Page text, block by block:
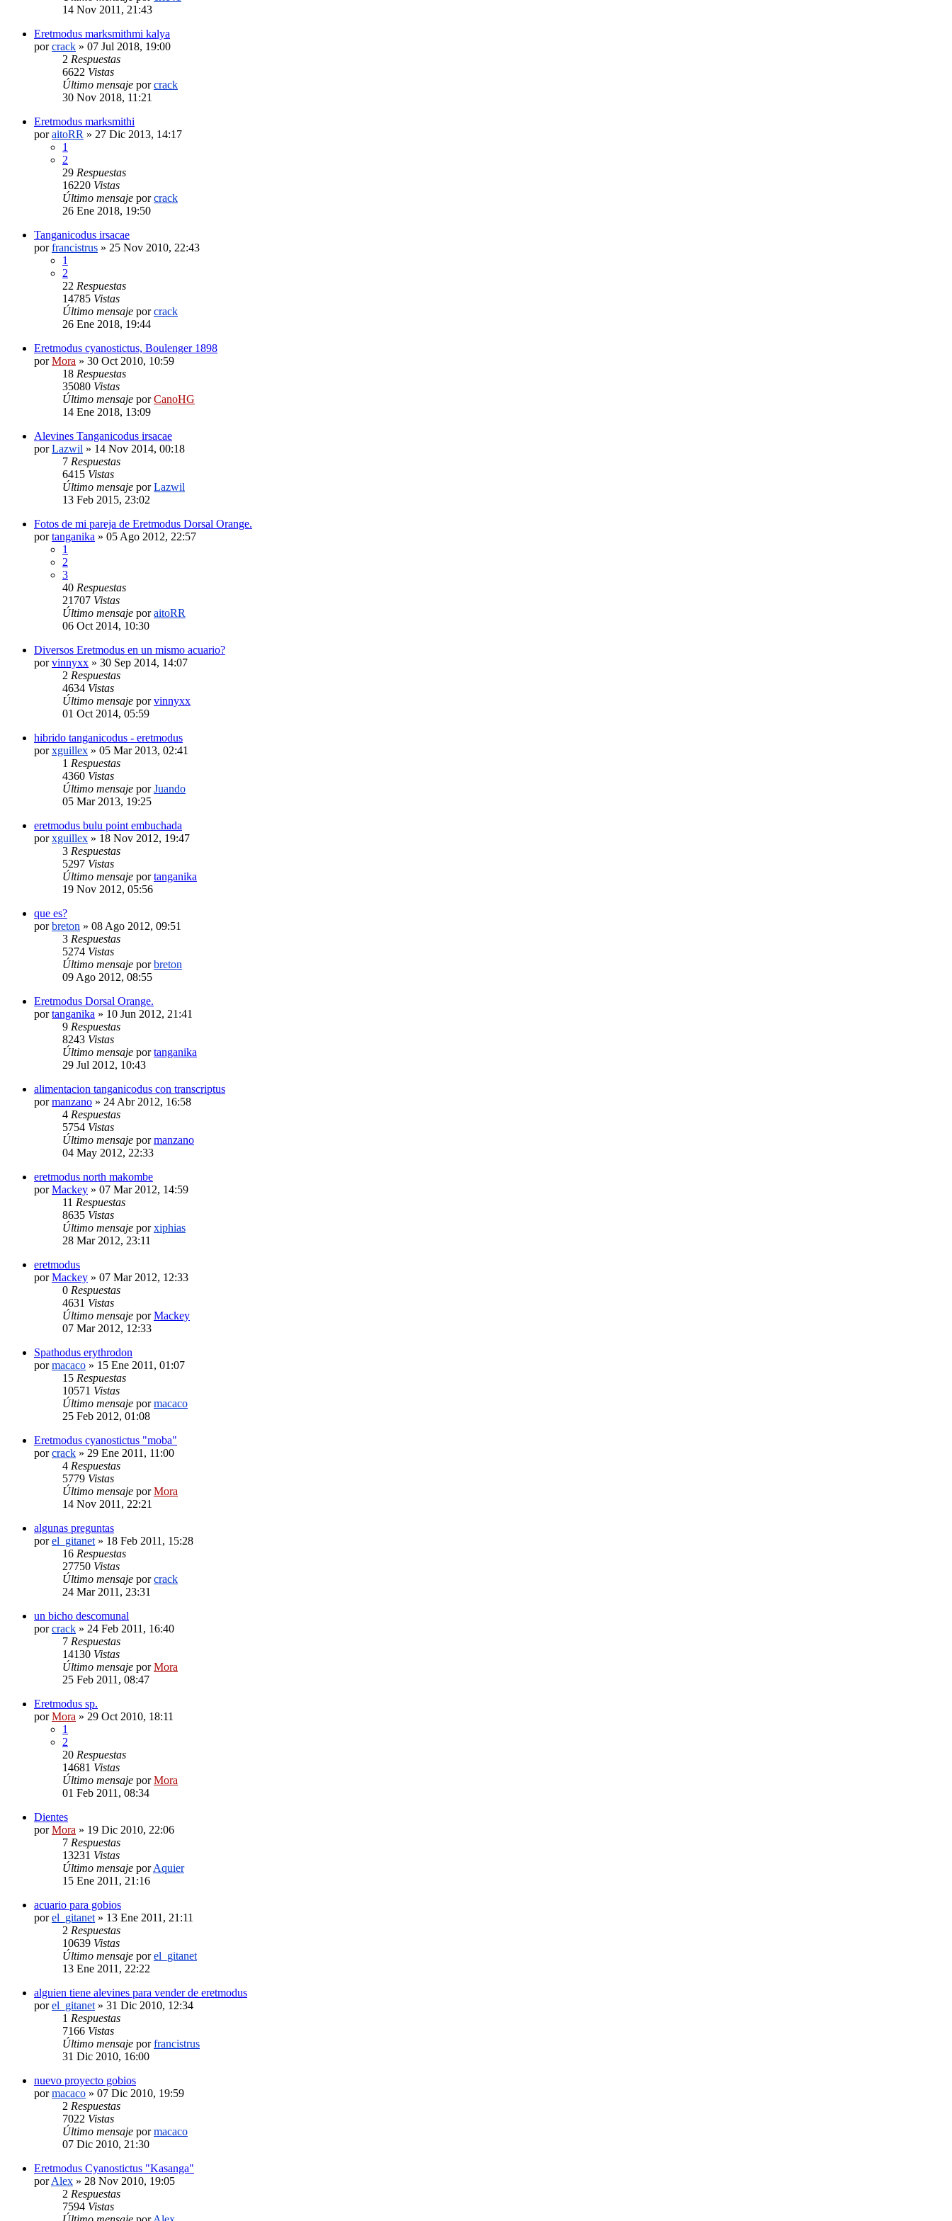
14 Nov 2011, 21:43
Eretmodus marksmithmi kalya
porcrack » 07 Jul 2018, 19:00
2 Respuestas
6622 Vistas
Último mensaje porcrack
30 Nov 2018, 11:21
Eretmodus marksmithi
poraitoRR » 27 Dic 2013, 14:17
1
2
29 Respuestas
16220 Vistas
Último mensaje porcrack
26 Ene 2018, 19:50
Tanganicodus irsacae
porfrancistrus » 25 Nov 2010, 22:43
1
2
22 Respuestas
14785 Vistas
Último mensaje porcrack
26 Ene 2018, 19:44
Eretmodus cyanostictus, Boulenger 1898
porMora » 30 Oct 2010, 10:59
18 Respuestas
35080 Vistas
Último mensaje porCanoHG
14 Ene 2018, 13:09
Alevines Tanganicodus irsacae
porLazwil » 14 Nov 2014, 00:18
7 Respuestas
6415 Vistas
Último mensaje porLazwil
13 Feb 2015, 23:02
Fotos de mi pareja de Eretmodus Dorsal Orange.
portanganika » 05 Ago 2012, 22:57
1
2
3
40 Respuestas
21707 Vistas
Último mensaje poraitoRR
06 Oct 2014, 10:30
Diversos Eretmodus en un mismo acuario?
porvinnyxx » 30 Sep 2014, 14:07
2 Respuestas
4634 Vistas
Último mensaje porvinnyxx
01 Oct 2014, 05:59
hibrido tanganicodus - eretmodus
porxguillex » 05 Mar 2013, 02:41
1 Respuestas
4360 Vistas
Último mensaje porJuando
05 Mar 2013, 19:25
eretmodus bulu point embuchada
porxguillex » 18 Nov 2012, 19:47
3 Respuestas
5297 Vistas
Último mensaje portanganika
19 Nov 2012, 05:56
que es?
porbreton » 08 Ago 2012, 09:51
3 Respuestas
5274 Vistas
Último mensaje porbreton
09 Ago 2012, 08:55
Eretmodus Dorsal Orange.
portanganika » 10 Jun 2012, 21:41
9 Respuestas
8243 Vistas
Último mensaje portanganika
29 Jul 2012, 10:43
alimentacion tanganicodus con transcriptus
pormanzano » 24 Abr 2012, 16:58
4 Respuestas
5754 Vistas
Último mensaje pormanzano
04 May 2012, 22:33
eretmodus north makombe
porMackey » 07 Mar 2012, 14:59
11 Respuestas
8635 Vistas
Último mensaje porxiphias
28 Mar 2012, 23:11
eretmodus
porMackey » 07 Mar 2012, 12:33
0 Respuestas
4631 Vistas
Último mensaje porMackey
07 Mar 2012, 12:33
Spathodus erythrodon
pormacaco » 15 Ene 2011, 01:07
15 Respuestas
10571 Vistas
Último mensaje pormacaco
25 Feb 2012, 01:08
Eretmodus cyanostictus "moba"
porcrack » 29 Ene 2011, 11:00
4 Respuestas
5779 Vistas
Último mensaje porMora
14 Nov 2011, 22:21
algunas preguntas
porel_gitanet » 18 Feb 2011, 15:28
16 Respuestas
27750 Vistas
Último mensaje porcrack
24 Mar 2011, 23:31
un bicho descomunal
porcrack » 24 Feb 2011, 16:40
7 Respuestas
14130 Vistas
Último mensaje porMora
25 Feb 2011, 08:47
Eretmodus sp.
porMora » 29 Oct 2010, 18:11
1
2
20 Respuestas
14681 Vistas
Último mensaje porMora
01 Feb 2011, 08:34
Dientes
porMora » 19 Dic 2010, 22:06
7 Respuestas
13231 Vistas
Último mensaje porAquier
15 Ene 2011, 21:16
acuario para gobios
porel_gitanet » 13 Ene 2011, 21:11
2 Respuestas
10639 Vistas
Último mensaje porel_gitanet
13 Ene 2011, 22:22
alguien tiene alevines para vender de eretmodus
porel_gitanet » 31 Dic 2010, 12:34
1 Respuestas
7166 Vistas
Último mensaje porfrancistrus
31 Dic 2010, 16:00
nuevo proyecto gobios
pormacaco » 07 Dic 2010, 19:59
2 Respuestas
7022 Vistas
Último mensaje pormacaco
07 Dic 2010, 21:30
Eretmodus Cyanostictus "Kasanga"
porAlex » 28 Nov 2010, 19:05
2 Respuestas
7594 Vistas